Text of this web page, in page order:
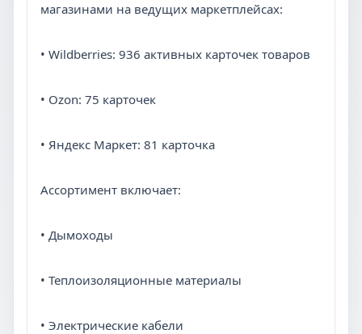
магазинами на ведущих маркетплейсах:
• Wildberries: 936 активных карточек товаров
• Ozon: 75 карточек
• Яндекс Маркет: 81 карточка
Ассортимент включает:
• Дымоходы
• Теплоизоляционные материалы
• Электрические кабели